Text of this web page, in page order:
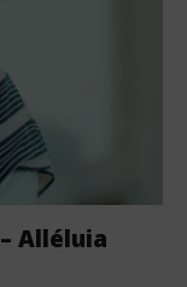
Alléluia